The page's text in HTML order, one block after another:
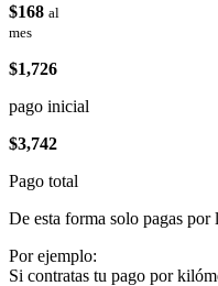
$168 al
mes
$1,726
pago inicial
$3,742
Pago total
De esta forma solo pagas por
Por ejemplo:
Si contratas tu pago por